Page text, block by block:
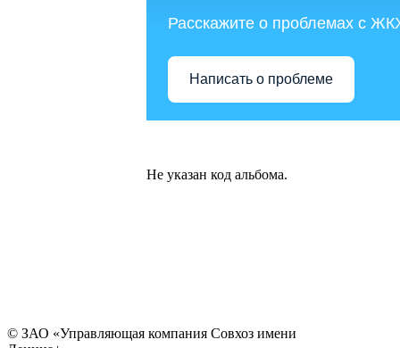
Расскажите о проблемах с
Написать о проблеме
Не указан код альбома.
© ЗАО «Управляющая компания Совхоз имени